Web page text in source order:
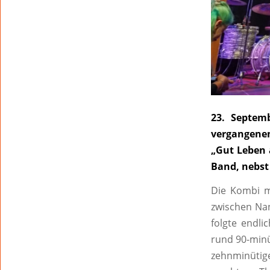
23.
„Gut
Band,
Die Kombi
zwischen
folgte
rund 90-